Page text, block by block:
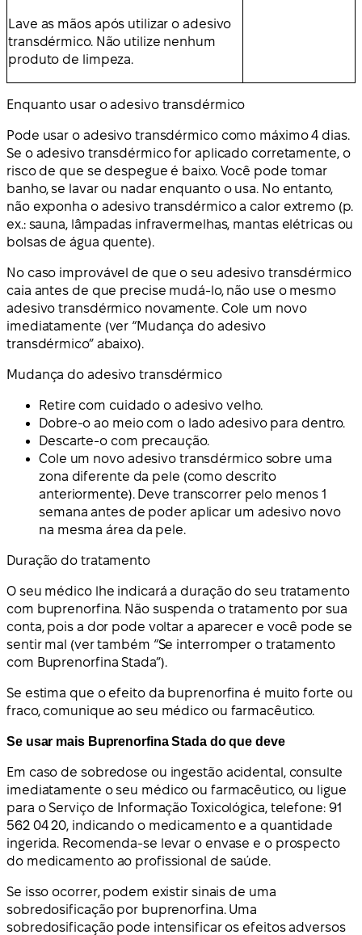
Lave as mãos após utilizar o adesivo
transdérmico. Não utilize nenhum
produto de limpeza.
Enquanto usar o adesivo transdérmico
Pode usar o adesivo transdérmico como máximo 4 dias.
Se o adesivo transdérmico for aplicado corretamente, o
risco de que se despegue é baixo. Você pode tomar
banho, se lavar ou nadar enquanto o usa. No entanto,
não exponha o adesivo transdérmico a calor extremo (p.
ex.: sauna, lâmpadas infravermelhas, mantas elétricas ou
bolsas de água quente).
No caso improvável de que o seu adesivo transdérmico
caia antes de que precise mudá-lo, não use o mesmo
adesivo transdérmico novamente. Cole um novo
imediatamente (ver “Mudança do adesivo
transdérmico” abaixo).
Mudança do adesivo transdérmico
Retire com cuidado o adesivo velho.
Dobre-o ao meio com o lado adesivo para dentro.
Descarte-o com precaução.
Cole um novo adesivo transdérmico sobre uma
zona diferente da pele (como descrito
anteriormente). Deve transcorrer pelo menos 1
semana antes de poder aplicar um adesivo novo
na mesma área da pele.
Duração do tratamento
O seu médico lhe indicará a duração do seu tratamento
com buprenorfina. Não suspenda o tratamento por sua
conta, pois a dor pode voltar a aparecer e você pode se
sentir mal (ver também “Se interromper o tratamento
com Buprenorfina Stada”).
Se estima que o efeito da buprenorfina é muito forte ou
fraco, comunique ao seu médico ou farmacêutico.
Se usar mais Buprenorfina Stada do que deve
Em caso de sobredose ou ingestão acidental, consulte
imediatamente o seu médico ou farmacêutico, ou ligue
para o Serviço de Informação Toxicológica, telefone: 91
562 04 20, indicando o medicamento e a quantidade
ingerida. Recomenda-se levar o envase e o prospecto
do medicamento ao profissional de saúde.
Se isso ocorrer, podem existir sinais de uma
sobredosificação por buprenorfina. Uma
sobredosificação pode intensificar os efeitos adversos